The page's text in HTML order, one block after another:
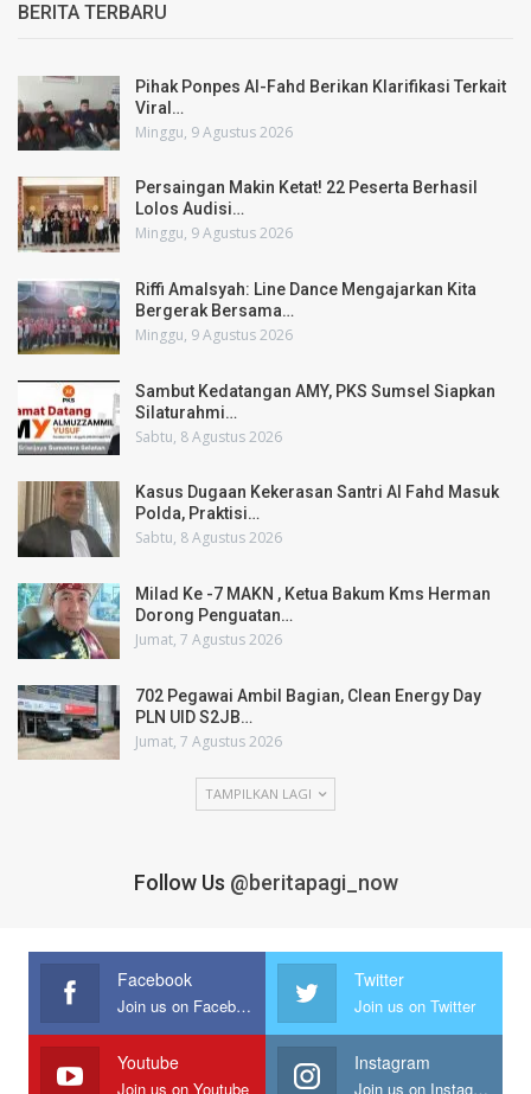
BERITA TERBARU
Pihak Ponpes Al-Fahd Berikan Klarifikasi Terkait
Viral…
Minggu, 9 Agustus 2026
Persaingan Makin Ketat! 22 Peserta Berhasil
Lolos Audisi…
Minggu, 9 Agustus 2026
Riffi Amalsyah: Line Dance Mengajarkan Kita
Bergerak Bersama…
Minggu, 9 Agustus 2026
Sambut Kedatangan AMY, PKS Sumsel Siapkan
Silaturahmi…
Sabtu, 8 Agustus 2026
Kasus Dugaan Kekerasan Santri Al Fahd Masuk
Polda, Praktisi…
Sabtu, 8 Agustus 2026
Milad Ke -7 MAKN , Ketua Bakum Kms Herman
Dorong Penguatan…
Jumat, 7 Agustus 2026
702 Pegawai Ambil Bagian, Clean Energy Day
PLN UID S2JB…
Jumat, 7 Agustus 2026
TAMPILKAN LAGI
Follow Us @beritapagi_now
Facebook
Join us on Facebook
Twitter
Join us on Twitter
Youtube
Join us on Youtube
Instagram
Join us on Instagram